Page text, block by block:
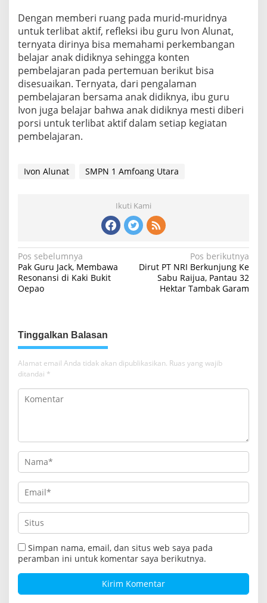
Dengan memberi ruang pada murid-muridnya
untuk terlibat aktif, refleksi ibu guru Ivon Alunat,
ternyata dirinya bisa memahami perkembangan
belajar anak didiknya sehingga konten
pembelajaran pada pertemuan berikut bisa
disesuaikan. Ternyata, dari pengalaman
pembelajaran bersama anak didiknya, ibu guru
Ivon juga belajar bahwa anak didiknya mesti diberi
porsi untuk terlibat aktif dalam setiap kegiatan
pembelajaran.
Ivon Alunat SMPN 1 Amfoang Utara
Ikuti Kami
N
a
v
g
a
s
i
p
Pos sebelumnya
Pak Guru Jack, Membawa
Resonansi di Kaki Bukit
Oepao
Pos berikutnya
Dirut PT NRI Berkunjung Ke
Sabu Raijua, Pantau 32
Hektar Tambak Garam
Tinggalkan Balasan
Alamat email Anda tidak akan dipublikasikan. Ruas yang wajib
ditandai *
Simpan nama, email, dan situs web saya pada
peramban ini untuk komentar saya berikutnya.